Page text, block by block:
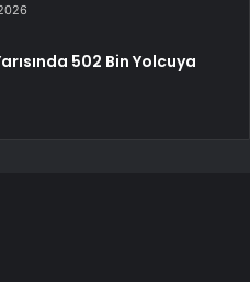
502 Bin Yolcuya